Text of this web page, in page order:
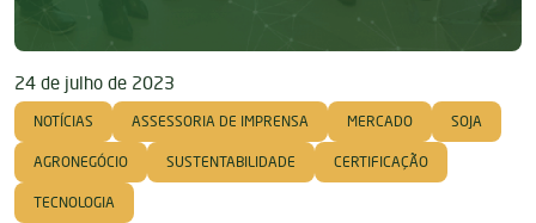
24 de julho de 2023
NOTÍCIAS ASSESSORIA DE IMPRENSA MERCADO SOJA
AGRONEGÓCIO SUSTENTABILIDADE CERTIFICAÇÃO
TECNOLOGIA